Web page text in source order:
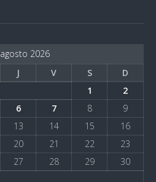
agosto 2026
J V S
D
1
2
6 7 8
9
13 14 15
16
20 21 22
23
27 28 29
30